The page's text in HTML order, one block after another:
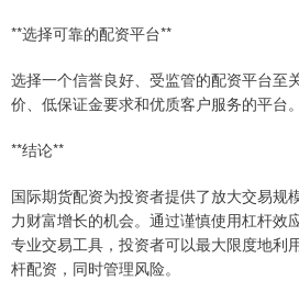
**选择可靠的配资平台**
选择一个信誉良好、受监管的配资平台至
价、低保证金要求和优质客户服务的平台。
**结论**
国际期货配资为投资者提供了放大交易规
力财富增长的机会。通过谨慎使用杠杆效
专业交易工具，投资者可以最大限度地利
杆配资，同时管理风险。